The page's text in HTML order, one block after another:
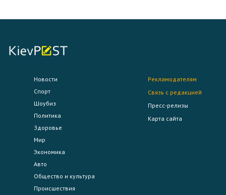
Новости
Спорт
Шоубиз
Политика
Здоровье
Мир
Экономика
Авто
Общество и культура
Происшествия
Рекламодателям
Связь с редакцией
Пресс-релизы
Карта сайта